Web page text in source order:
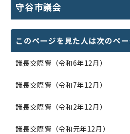
守谷市議会
このページを見た人は次のペ
議長交際費（令和6年12月）
議長交際費（令和7年12月）
議長交際費（令和2年12月）
議長交際費（令和元年12月）